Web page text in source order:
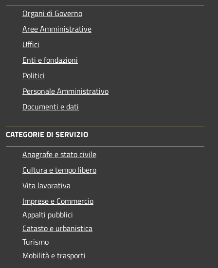
Organi di Governo
Aree Amministrative
Uffici
Enti e fondazioni
Politici
Personale Amministrativo
Documenti e dati
CATEGORIE DI SERVIZIO
Anagrafe e stato civile
Cultura e tempo libero
Vita lavorativa
Imprese e Commercio
Appalti pubblici
Catasto e urbanistica
Turismo
Mobilità e trasporti